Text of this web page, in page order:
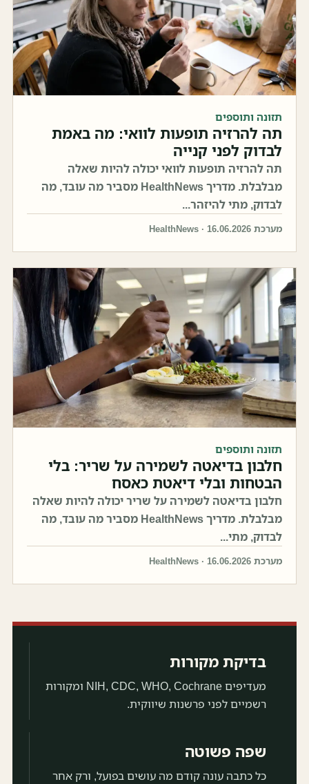
תזונה ותוספים
תה להרזיה תופעות לוואי: מה באמת
לבדוק לפני קנייה
תה להרזיה תופעות לוואי יכולה להיות שאלה
מבלבלת. מדריך HealthNews מסביר מה עובד, מה
לבדוק, מתי להיזהר...
מערכת HealthNews · 16.06.2026
תזונה ותוספים
חלבון בדיאטה לשמירה על שריר: בלי
הבטחות ובלי דיאטת כאסח
חלבון בדיאטה לשמירה על שריר יכולה להיות שאלה
מבלבלת. מדריך HealthNews מסביר מה עובד, מה
לבדוק, מתי...
מערכת HealthNews · 16.06.2026
בדיקת מקורות
מעדיפים NIH, CDC, WHO, Cochrane ומקורות
רשמיים לפני פרשנות שיווקית.
שפה פשוטה
כל כתבה עונה קודם מה עושים בפועל, ורק אחר